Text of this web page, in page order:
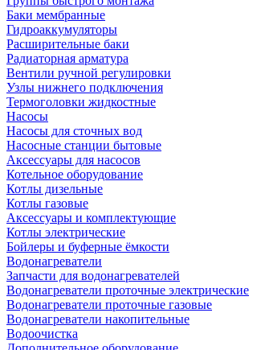
Баки мембранные
Гидроаккумуляторы
Расширительные баки
Радиаторная арматура
Вентили ручной регулировки
Узлы нижнего подключения
Термоголовки жидкостные
Насосы
Насосы для сточных вод
Насосные станции бытовые
Аксессуары для насосов
Котельное оборудование
Котлы дизельные
Котлы газовые
Аксессуары и комплектующие
Котлы электрические
Бойлеры и буферные ёмкости
Водонагреватели
Запчасти для водонагревателей
Водонагреватели проточные электрические
Водонагреватели проточные газовые
Водонагреватели накопительные
Водоочистка